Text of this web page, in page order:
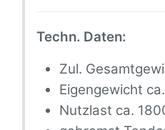
Techn. Daten:
Zul.
Eigengewicht
Nutzlast ca.